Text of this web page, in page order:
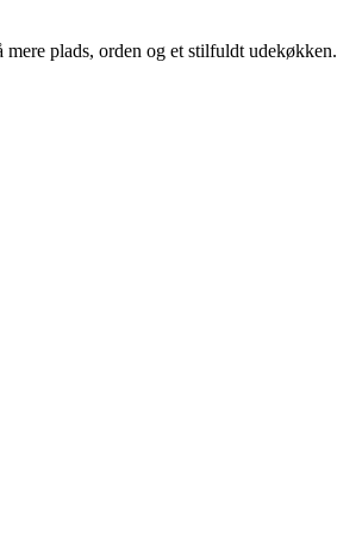
plads, orden og et stilfuldt udekøkken.